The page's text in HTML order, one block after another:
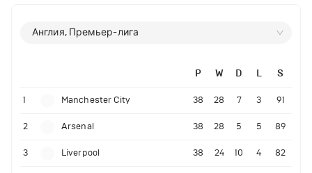
Англия, Премьер-лига
P W D L S
1 Manchester City 38 28 7 3 91
2 Arsenal 38 28 5 5 89
3 Liverpool 38 24 10 4 82